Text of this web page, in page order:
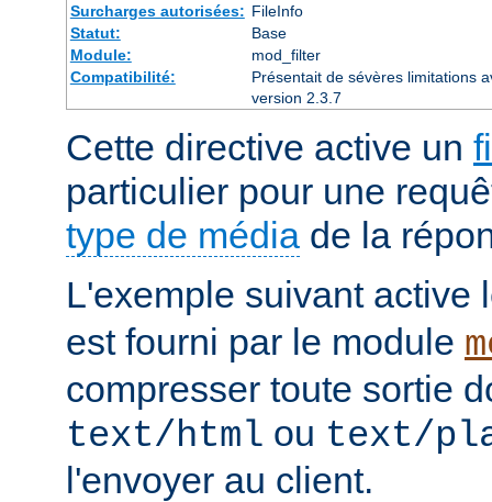
Surcharges autorisées: FileInfo
Statut:
Base
Module:
mod_filter
Compatibilité:
Présentait de sévères limitations
version 2.3.7
Cette directive active un
particulier pour une
type de média de la
L'exemple suivant active
est fourni par le module
compresser toute sortie
text/html ou text/
l'envoyer au client.